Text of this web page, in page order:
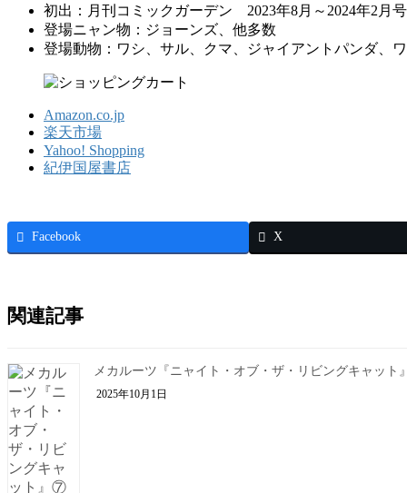
初出：月刊コミックガーデン 2023年8月～2024年2月号
登場ニャン物：ジョーンズ、他多数
登場動物：ワシ、サル、クマ、ジャイアントパンダ、
Amazon.co.jp
楽天市場
Yahoo! Shopping
紀伊国屋書店
Facebook X
関連記事
メカルーツ『ニャイト・オブ・ザ・リビングキャット
2025年10月1日